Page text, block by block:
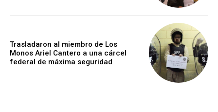
Trasladaron al miembro de Los
Monos Ariel Cantero a una cárcel
federal de máxima seguridad